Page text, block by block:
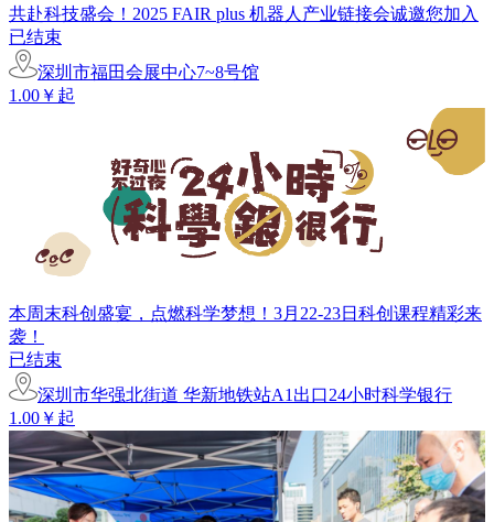
共赴科技盛会！2025 FAIR plus 机器人产业链接会诚邀您加入
已结束
深圳市福田会展中心7~8号馆
1.00￥起
本周末科创盛宴，点燃科学梦想！3月22-23日科创课程精彩来
袭！
已结束
深圳市华强北街道 华新地铁站A1出口24小时科学银行
1.00￥起